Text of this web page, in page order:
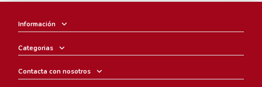
Información
Categorias
Contacta con nosotros